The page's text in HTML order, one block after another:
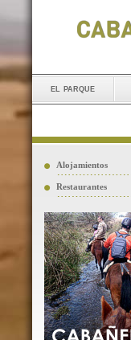
el parque
Alojamientos
Restaurantes